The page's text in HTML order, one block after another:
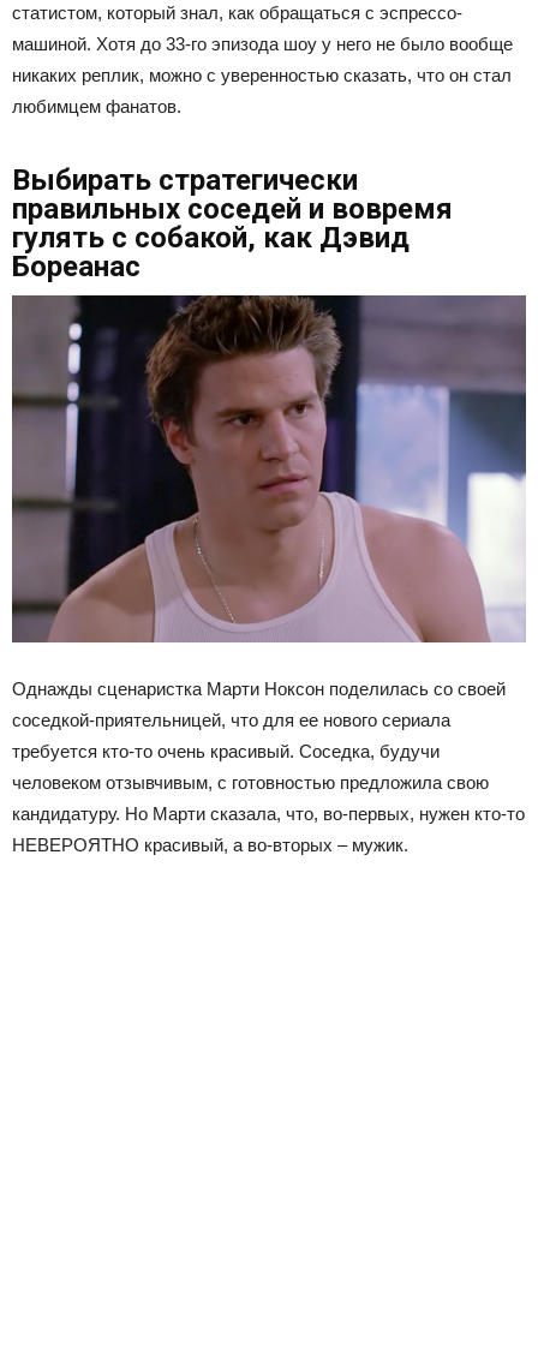
статистом, который знал, как обращаться с эспрессо-
машиной. Хотя до 33-го эпизода шоу у него не было вообще
никаких реплик, можно с уверенностью сказать, что он стал
любимцем фанатов.
Выбирать стратегически
правильных соседей и вовремя
гулять с собакой, как Дэвид
Бореанас
Однажды сценаристка Марти Ноксон поделилась со своей
соседкой-приятельницей, что для ее нового сериала
требуется кто-то очень красивый. Соседка, будучи
человеком отзывчивым, с готовностью предложила свою
кандидатуру. Но Марти сказала, что, во-первых, нужен кто-то
НЕВЕРОЯТНО красивый, а во-вторых – мужик.